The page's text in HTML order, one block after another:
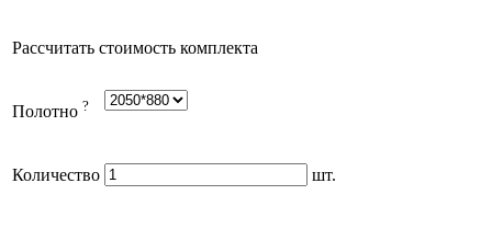
Рассчитать стоимость комплекта
Полотно ?
Количество шт.